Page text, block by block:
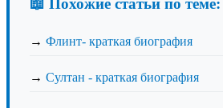
📖 Похожие статьи по теме:
→ Флинт- краткая биография
→ Султан - краткая биография